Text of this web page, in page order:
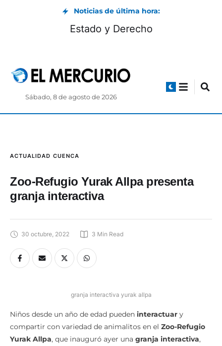
Noticias de última hora:
Estado y Derecho
Sábado, 8 de agosto de 2026
ACTUALIDAD CUENCA
Zoo-Refugio Yurak Allpa presenta
granja interactiva
30 octubre, 2022 3 Min Read
granja interactiva yurak allpa
Niños desde un año de edad pueden interactuar y
compartir con variedad de animalitos en el Zoo-Refugio
Yurak Allpa, que inauguró ayer una granja interactiva,